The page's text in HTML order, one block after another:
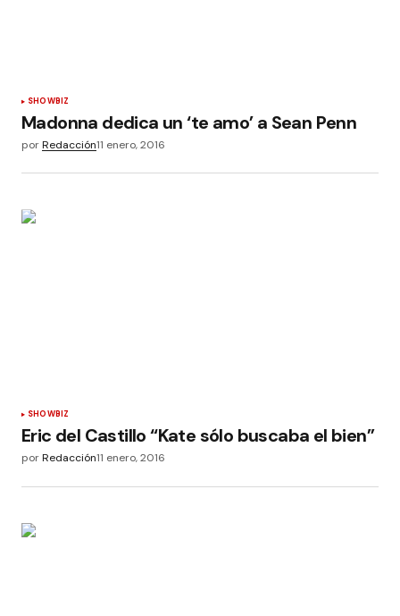
SHOWBIZ
Madonna dedica un ‘te amo’ a Sean Penn
porRedacción11 enero, 2016
SHOWBIZ
Eric del Castillo “Kate sólo buscaba el bien”
porRedacción11 enero, 2016